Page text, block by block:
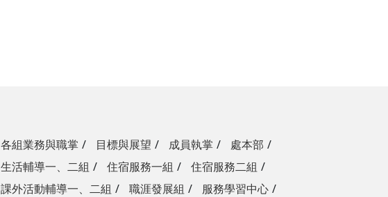
各組業務與職掌 目標與展望 成員執掌
處本部
生活輔導一、二組
住宿服務一組
住宿服務二組
課外活動輔導一、二組
職涯發展組
服務學習中心